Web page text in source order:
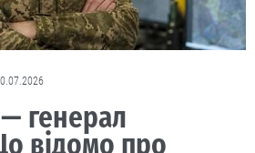
генерал
відомо про